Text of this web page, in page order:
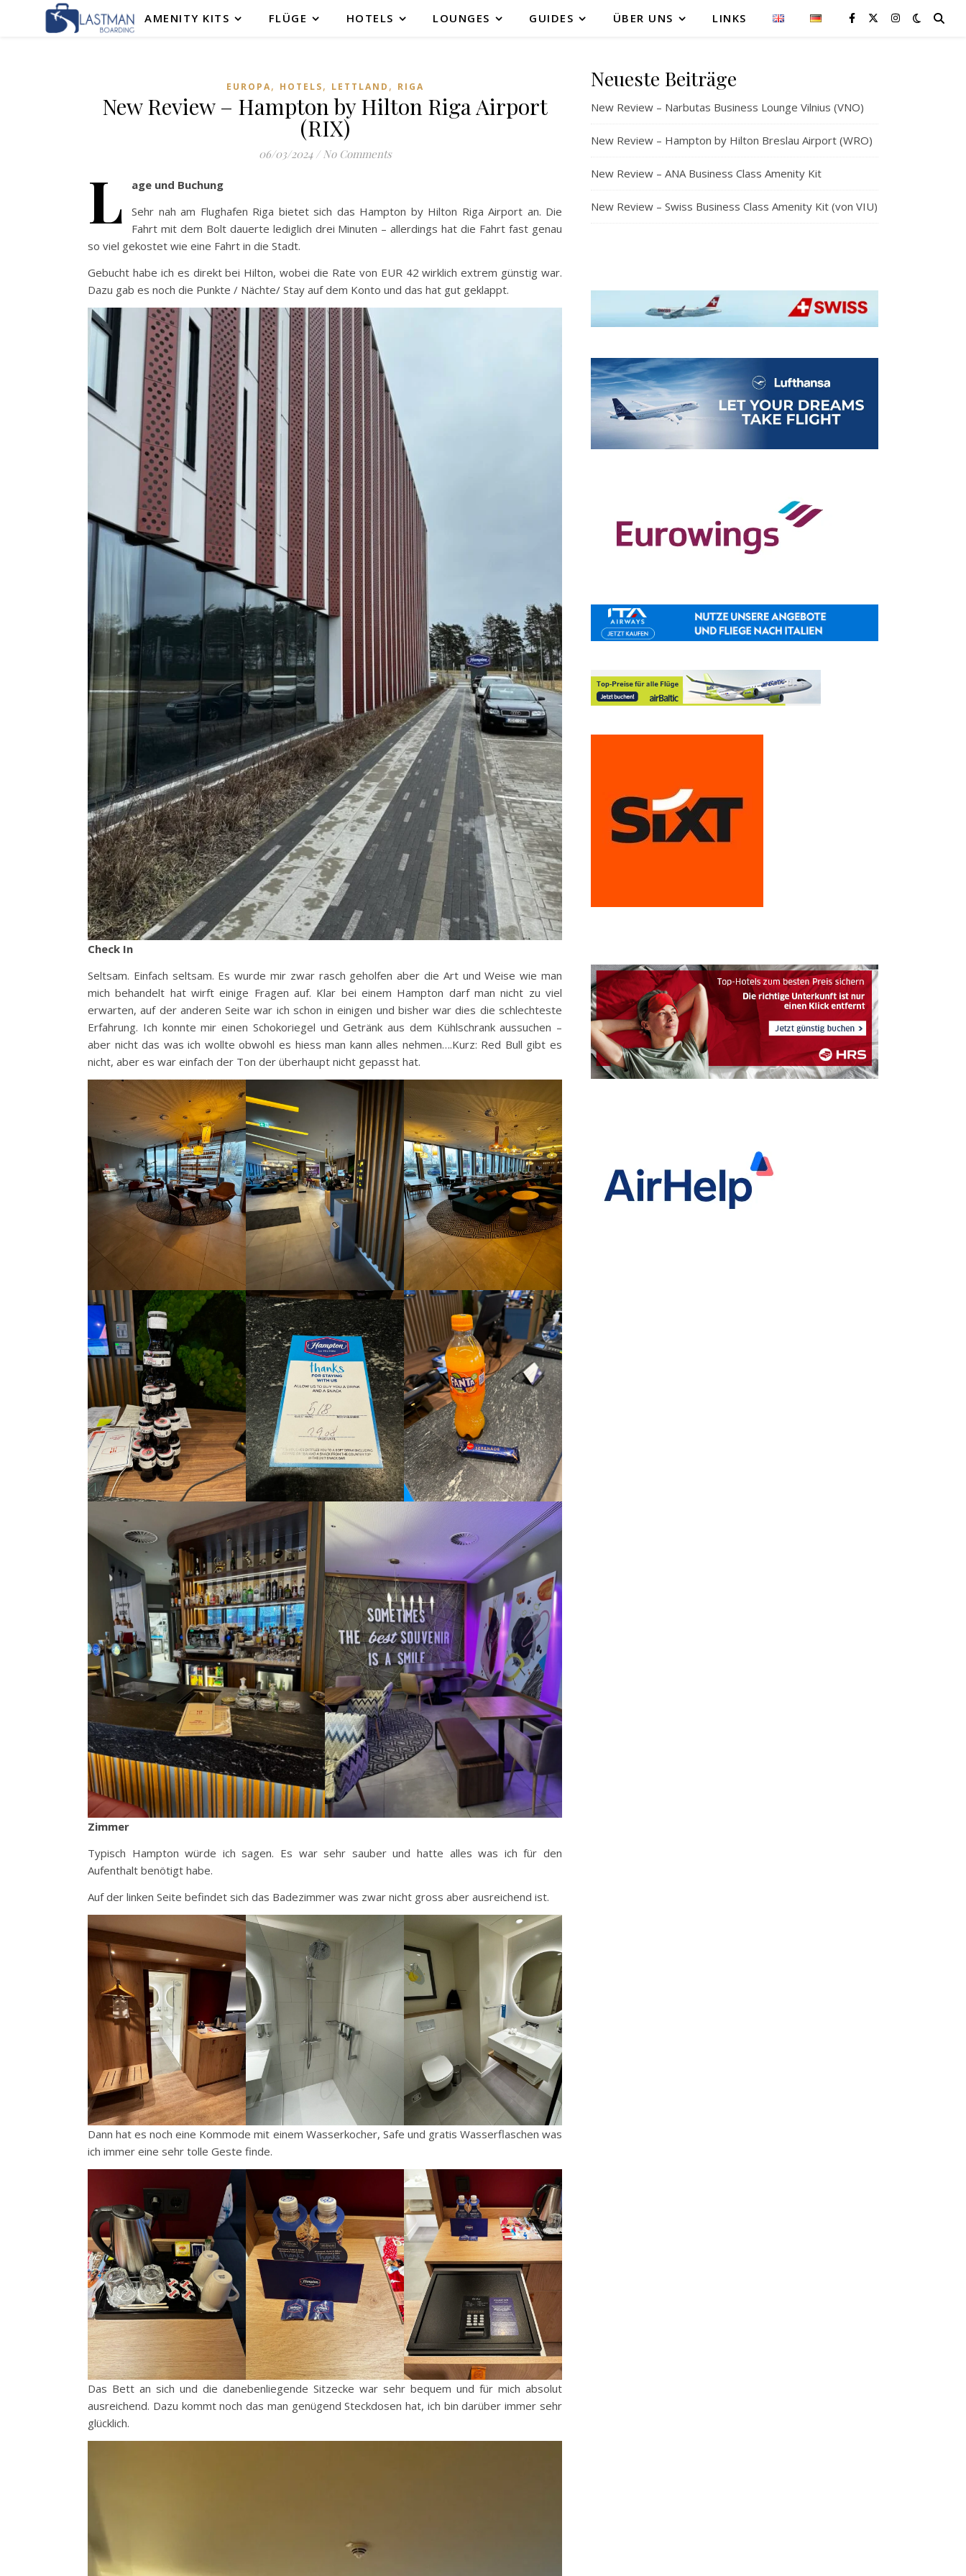
AMENITY KITS FLÜGE HOTELS LOUNGES GUIDES ÜBER UNS LINKS
EUROPA, HOTELS, LETTLAND , RIGA
New Review – Hampton by Hilton Riga Airport
(RIX)
06/03/2024 / No Comments
L
age und Buchung
Sehr nah am Flughafen Riga bietet sich das Hampton by Hilton Riga Airport an. Die
Fahrt mit dem Bolt dauerte lediglich drei Minuten – allerdings hat die Fahrt fast genau
so viel gekostet wie eine Fahrt in die Stadt.
Gebucht habe ich es direkt bei Hilton, wobei die Rate von EUR 42 wirklich extrem günstig war.
Dazu gab es noch die Punkte / Nächte/ Stay auf dem Konto und das hat gut geklappt.
Check In
Seltsam. Einfach seltsam. Es wurde mir zwar rasch geholfen aber die Art und Weise wie man
mich behandelt hat wirft einige Fragen auf. Klar bei einem Hampton darf man nicht zu viel
erwarten, auf der anderen Seite war ich schon in einigen und bisher war dies die schlechteste
Erfahrung. Ich konnte mir einen Schokoriegel und Getränk aus dem Kühlschrank aussuchen –
aber nicht das was ich wollte obwohl es hiess man kann alles nehmen….Kurz: Red Bull gibt es
nicht, aber es war einfach der Ton der überhaupt nicht gepasst hat.
Zimmer
Typisch Hampton würde ich sagen. Es war sehr sauber und hatte alles was ich für den
Aufenthalt benötigt habe.
Auf der linken Seite befindet sich das Badezimmer was zwar nicht gross aber ausreichend ist.
Dann hat es noch eine Kommode mit einem Wasserkocher, Safe und gratis Wasserflaschen was
ich immer eine sehr tolle Geste finde.
Das Bett an sich und die danebenliegende Sitzecke war sehr bequem und für mich absolut
ausreichend. Dazu kommt noch das man genügend Steckdosen hat, ich bin darüber immer sehr
glücklich.
Neueste Beiträge
New Review – Narbutas Business Lounge Vilnius (VNO)
New Review – Hampton by Hilton Breslau Airport (WRO)
New Review – ANA Business Class Amenity Kit
New Review – Swiss Business Class Amenity Kit (von VIU)